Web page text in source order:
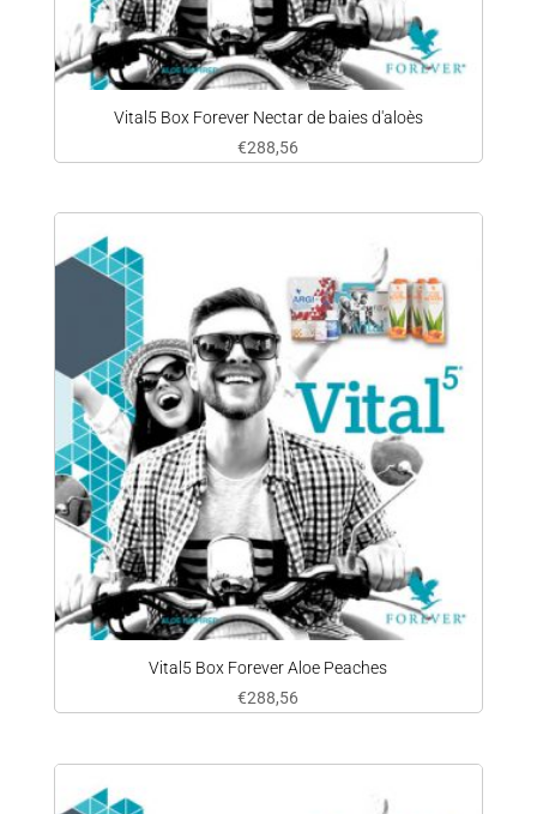
Vital5 Box Forever Nectar de baies d'aloès
€288,56
Vital5 Box Forever Aloe Peaches
€288,56